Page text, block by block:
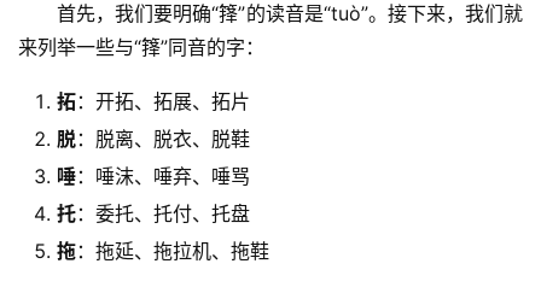
首先，我们要明确“箨”的读音是“tuò”。接下来，我们就
来列举一些与“箨”同音的字：
拓：开拓、拓展、拓片
脱：脱离、脱衣、脱鞋
唾：唾沫、唾弃、唾骂
托：委托、托付、托盘
拖：拖延、拖拉机、拖鞋